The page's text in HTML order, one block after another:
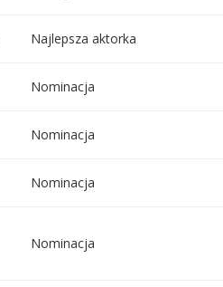
Najlepsza aktorka
Nominacja
Nominacja
Nominacja
Nominacja